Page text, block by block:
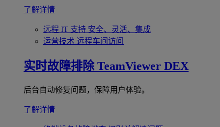
了解详情
远程 IT 支持 安全、灵活、集成
运营技术 远程车间访问
实时故障排除 TeamViewer DEX
后台自动修复问题，保障用户体验。
了解详情